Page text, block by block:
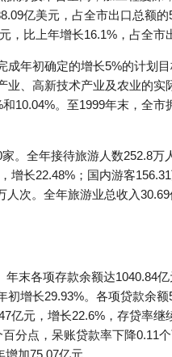
亿美元，占全市出口总额
比上年增长16.1%，占全市
年初确定的增长5%的计划
、高新技术产业及农业的实
10.04%。至1999年末，全市
。全年接待旅游人数252.8万
增长22.48%；国内游客
次。全年旅游业总收入
末各项存款余额达1040.84
增长29.93%。各项贷款余
亿元，增长22.6%，存贷率
分点，呆账贷款率下降0.11
加75.07亿元。